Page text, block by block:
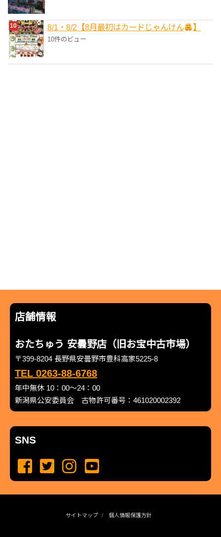
8/1・8/2【8月最初はカードじゃんけん 】
10件のビュー
店舗情報
おたちゅう 安曇野店（旧お宝中古市場）
〒399-8204 長野県安曇野市豊科高家5225-8
TEL 0263-88-6768
年中無休 10：00～24：00
新潟県公安委員会 古物許可番号：461020002392
SNS
サイトマップ 個人情報保護方針